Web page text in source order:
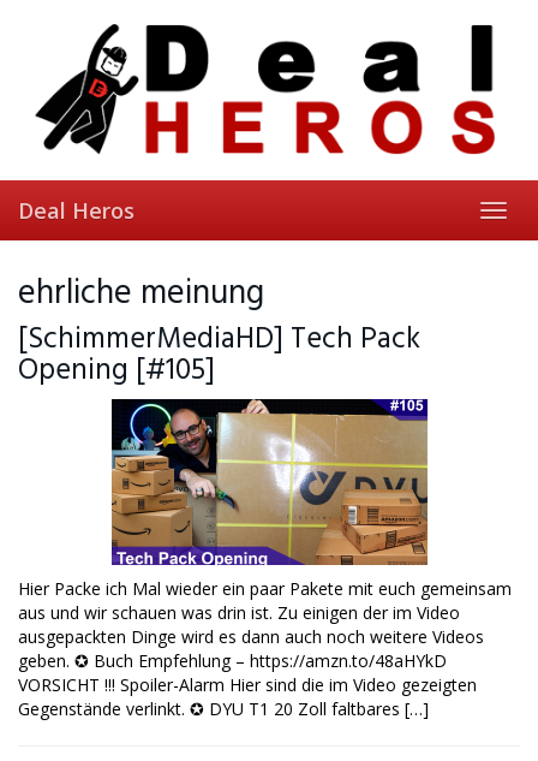
Deal Heros
ehrliche meinung
[SchimmerMediaHD] Tech Pack
Opening [#105]
Hier Packe ich Mal wieder ein paar Pakete mit euch gemeinsam
aus und wir schauen was drin ist. Zu einigen der im Video
ausgepackten Dinge wird es dann auch noch weitere Videos
geben. ✪ Buch Empfehlung – https://amzn.to/48aHYkD
VORSICHT !!! Spoiler-Alarm Hier sind die im Video gezeigten
Gegenstände verlinkt. ✪ DYU T1 20 Zoll faltbares […]